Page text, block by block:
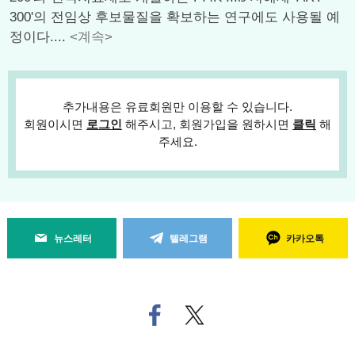
300'의 전임상 후보물질을 확보하는 연구에도 사용될 예
정이다.... <계속>
추가내용은 유료회원만 이용할 수 있습니다.
회원이시면 로그인 해주시고, 회원가입을 원하시면 클릭 해
주세요.
뉴스레터 텔레그램 카카오톡
페
이
트위
터로